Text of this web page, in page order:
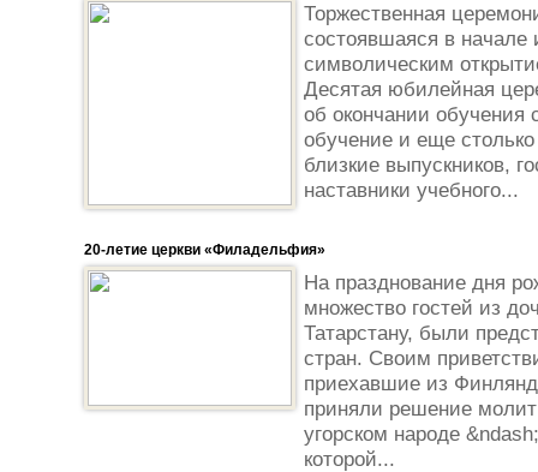
Торжественная
состоявшаяся в начале
символическим
Десятая юбилейная
об окончании
обучение и еще
близкие выпускников,
наставники учебного...
20-летие церкви «Филадельфия»
На празднование дня
множество гостей из
Татарстану, были
стран. Своим
приехавшие из
приняли решение
угорском народе
которой...